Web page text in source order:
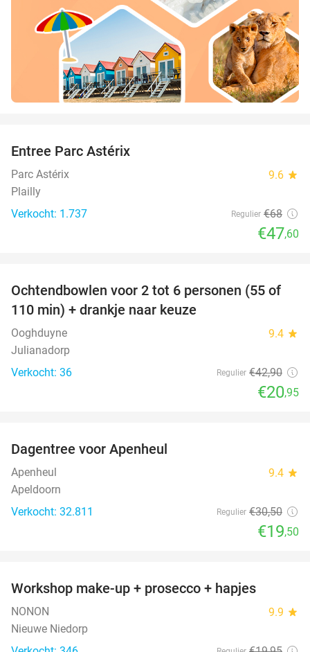
Entree Parc Astérix
Parc Astérix 9.6 star
Plailly
Verkocht: 1.737
Regulier €68
€47,60
51%
Ochtendbowlen voor 2 tot 6 personen (55 of
110 min) + drankje naar keuze
Ooghduyne 9.4 star
Julianadorp
Verkocht: 36
Regulier €42,90
€20,95
Dagentree voor Apenheul
Apenheul 9.4 star
Apeldoorn
Verkocht: 32.811
Regulier €30,50
€19,50
Workshop make-up + prosecco + hapjes
NONON 9.9 star
Nieuwe Niedorp